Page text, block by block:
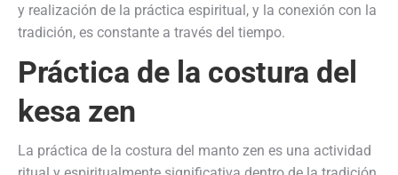
y realización de la práctica espiritual, y la conexión con la
tradición, es constante a través del tiempo.
Práctica de la costura del
kesa zen
La práctica de la costura del manto zen es una actividad